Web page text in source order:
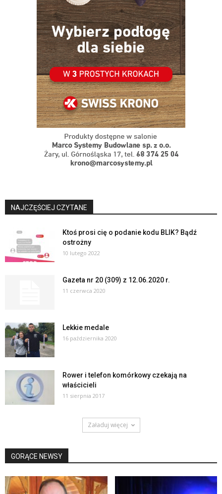
NAJCZĘŚCIEJ CZYTANE
Ktoś prosi cię o podanie kodu BLIK? Bądź
ostrożny
10 lutego 2022
Gazeta nr 20 (309) z 12.06.2020 r.
11 czerwca 2020
Lekkie medale
16 października 2020
Rower i telefon komórkowy czekają na
właścicieli
11 sierpnia 2017
Załaduj więcej
GORĄCE NEWSY